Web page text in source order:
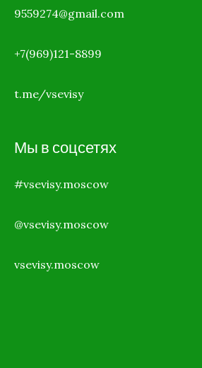
9559274@gmail.com
+7(969)121-8899
t.me/vsevisy
Мы в соцсетях
#vsevisy.moscow
@vsevisy.moscow
vsevisy.moscow